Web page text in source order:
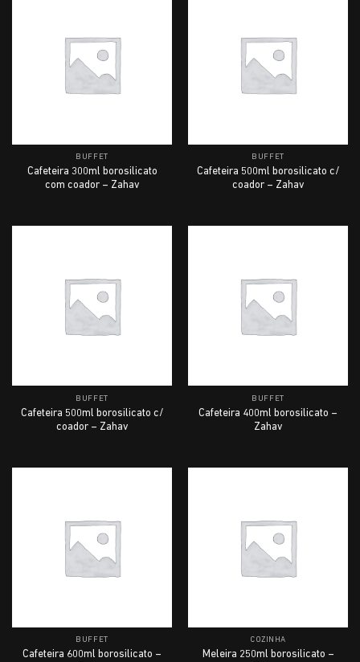
BUFFET
Cafeteira 300ml borosilicato
com coador – Zahav
BUFFET
Cafeteira 500ml borosilicato c/
coador – Zahav
BUFFET
Cafeteira 500ml borosilicato c/
coador – Zahav
BUFFET
Cafeteira 400ml borosilicato –
Zahav
BUFFET
Cafeteira 600ml borosilicato –
COZINHA
Meleira 250ml borosilicato –